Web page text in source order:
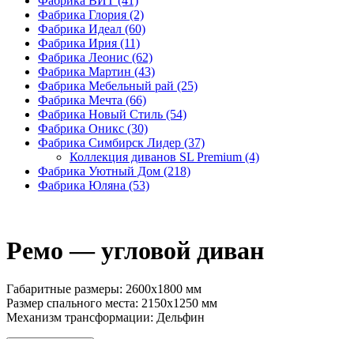
Фабрика Глория (2)
Фабрика Идеал (60)
Фабрика Ирия (11)
Фабрика Леонис (62)
Фабрика Мартин (43)
Фабрика Мебельный рай (25)
Фабрика Мечта (66)
Фабрика Новый Стиль (54)
Фабрика Оникс (30)
Фабрика Симбирск Лидер (37)
Коллекция диванов SL Premium (4)
Фабрика Уютный Дом (218)
Фабрика Юляна (53)
Ремо — угловой диван
Габаритные размеры: 2600х1800 мм
Размер спального места: 2150х1250 мм
Механизм трансформации: Дельфин